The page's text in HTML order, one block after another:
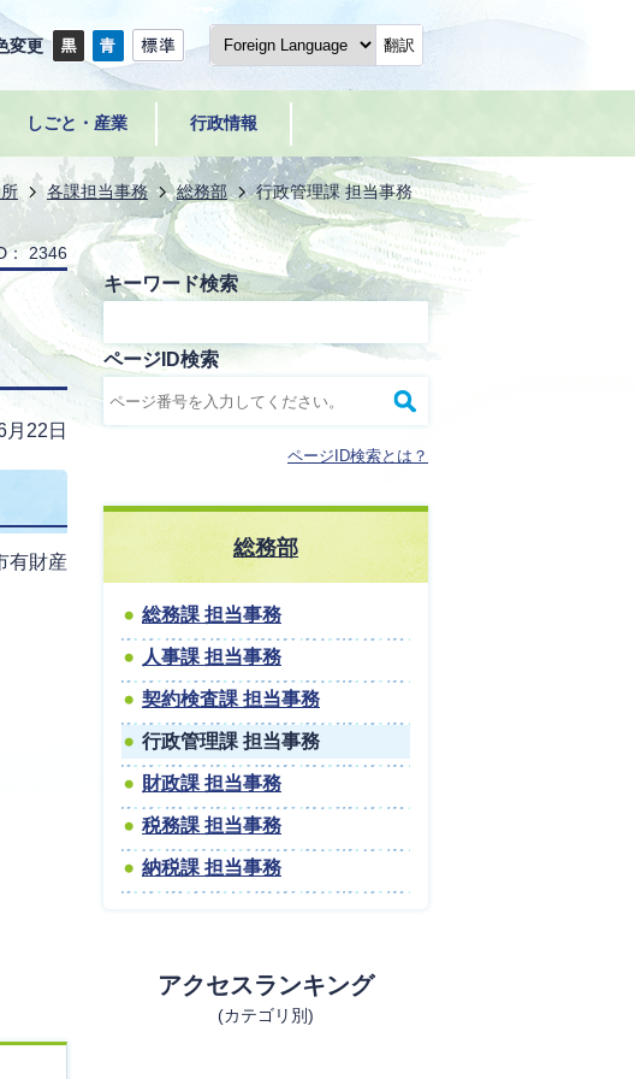
変更 翻訳
しごと・産業 行政情報
各課担当事務 総務部 行政管理課 担当事務
2346
22日
有財産
キーワード検索
ページID検索
ページID検索とは？
総務部
総務課 担当事務
人事課 担当事務
契約検査課 担当事務
行政管理課 担当事務
財政課 担当事務
税務課 担当事務
納税課 担当事務
アクセスランキング
(カテゴリ別)